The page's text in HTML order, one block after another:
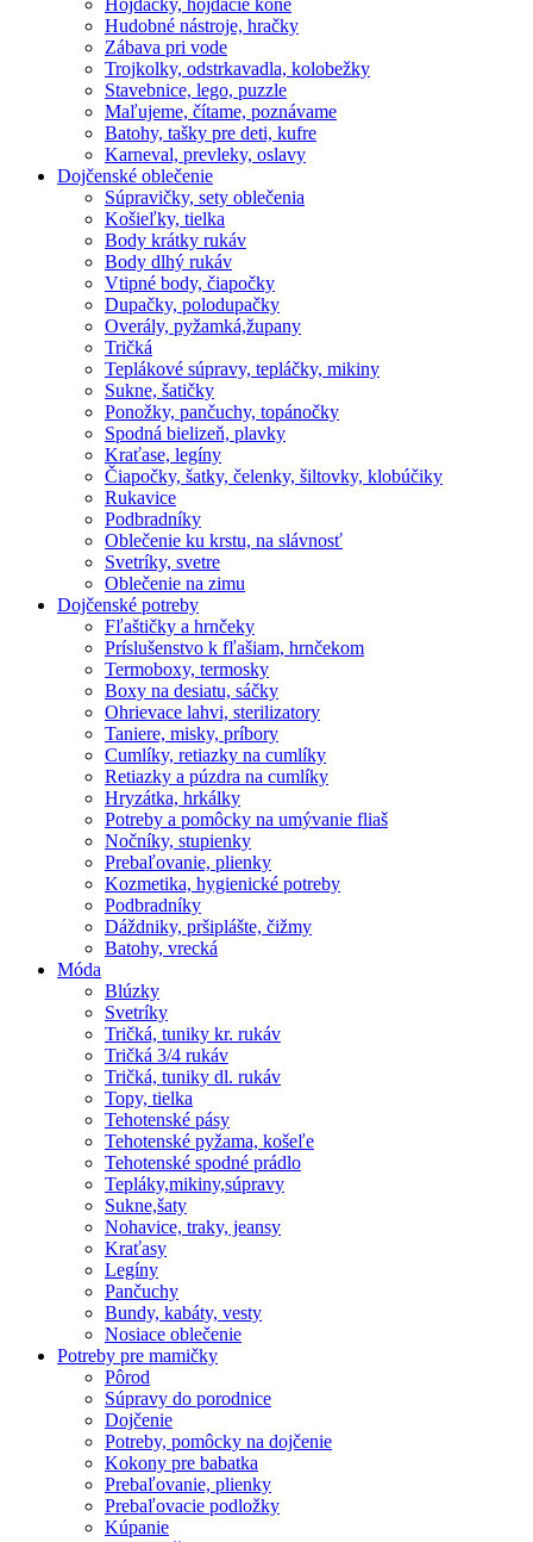
Hudobné nástroje, hračky
Zábava pri vode
Trojkolky, odstrkavadla, kolobežky
Stavebnice, lego, puzzle
Maľujeme, čítame, poznávame
Batohy, tašky pre deti, kufre
Karneval, prevleky, oslavy
Dojčenské oblečenie
Súpravičky, sety oblečenia
Košieľky, tielka
Body krátky rukáv
Body dlhý rukáv
Vtipné body, čiapočky
Dupačky, polodupačky
Overály, pyžamká,župany
Tričká
Teplákové súpravy, tepláčky, mikiny
Sukne, šatičky
Ponožky, pančuchy, topánočky
Spodná bielizeň, plavky
Kraťase, legíny
Čiapočky, šatky, čelenky, šiltovky, klobúčiky
Rukavice
Podbradníky
Oblečenie ku krstu, na slávnosť
Svetríky, svetre
Oblečenie na zimu
Dojčenské potreby
Fľaštičky a hrnčeky
Príslušenstvo k fľašiam, hrnčekom
Termoboxy, termosky
Boxy na desiatu, sáčky
Ohrievace lahvi, sterilizatory
Taniere, misky, príbory
Cumlíky, retiazky na cumlíky
Retiazky a púzdra na cumlíky
Hryzátka, hrkálky
Potreby a pomôcky na umývanie fliaš
Nočníky, stupienky
Prebaľovanie, plienky
Kozmetika, hygienické potreby
Podbradníky
Dáždniky, pršiplášte, čižmy
Batohy, vrecká
Móda
Blúzky
Svetríky
Tričká, tuniky kr. rukáv
Tričká 3/4 rukáv
Tričká, tuniky dl. rukáv
Topy, tielka
Tehotenské pásy
Tehotenské pyžama, košeľe
Tehotenské spodné prádlo
Tepláky,mikiny,súpravy
Sukne,šaty
Nohavice, traky, jeansy
Kraťasy
Legíny
Pančuchy
Bundy, kabáty, vesty
Nosiace oblečenie
Potreby pre mamičky
Pôrod
Súpravy do porodnice
Dojčenie
Potreby, pomôcky na dojčenie
Kokony pre babatka
Prebaľovanie, plienky
Prebaľovacie podložky
Kúpanie